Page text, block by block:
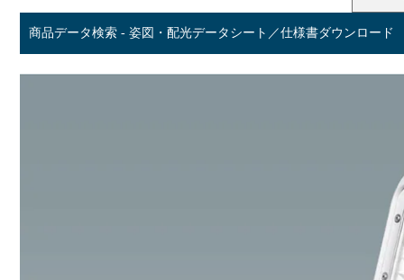
商品データ検索 - 姿図・配光データシート／仕様書ダウンロード